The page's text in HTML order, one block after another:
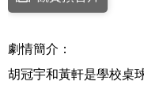
連結至Youtube網站觀看
劇情簡介：
胡冠宇和黃軒是學校桌